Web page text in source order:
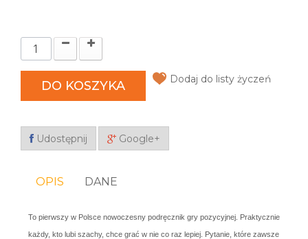
DO KOSZYKA Dodaj do listy życzeń
Udostępnij Google+
OPIS DANE
To pierwszy w Polsce nowoczesny podręcznik gry pozycyjnej. Praktycznie
każdy, kto lubi szachy, chce grać w nie co raz lepiej. Pytanie, które zawsze